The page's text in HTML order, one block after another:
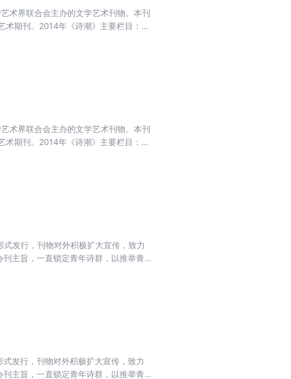
术界联合会主办的文学艺术刊物。本刊
术期刊。2014年《诗潮》主要栏目：开
术界联合会主办的文学艺术刊物。本刊
术期刊。2014年《诗潮》主要栏目：开
发行，刊物对外积极扩大宣传，致力
主旨，一直锁定青年诗群，以推举青
发行，刊物对外积极扩大宣传，致力
主旨，一直锁定青年诗群，以推举青